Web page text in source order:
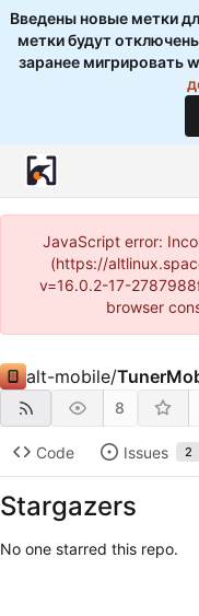
Введены новые метки
метки будут
заранее мигрировать
JavaScript error:
(https://
v=16.0.2-17-
browser
alt-mobile/
8
Code Issues 2
Stargazers
No one starred this repo.